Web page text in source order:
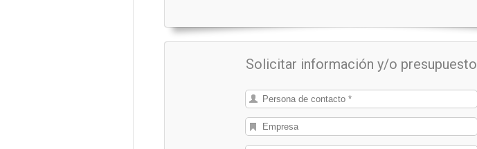
Solicitar información y/o presupuesto